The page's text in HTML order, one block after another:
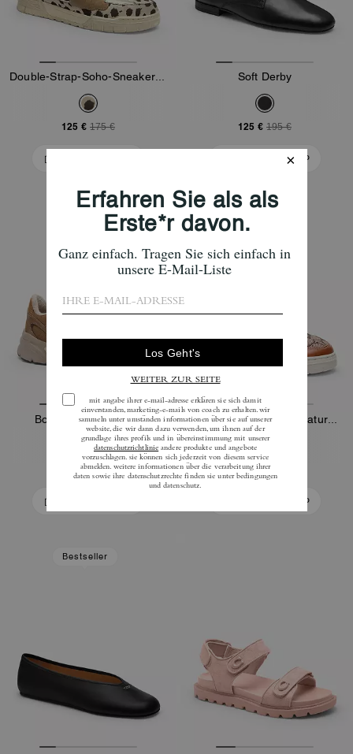
Double-Strap-Soho-Sneaker Mit Clouds
125 € 175 €
Soft Derby
125 € 195 €
In Den Warenkorb
Bolt Runner Sneaker
125 € 195 € 99 € 165 €
In Den Warenkorb
Bestseller